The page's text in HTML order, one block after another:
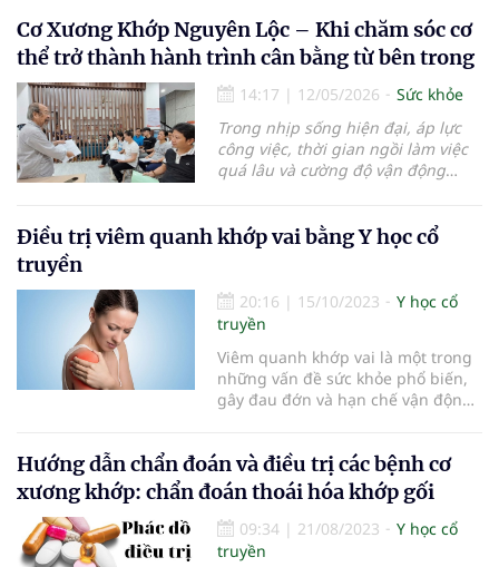
Cơ Xương Khớp Nguyên Lộc – Khi chăm sóc cơ
thể trở thành hành trình cân bằng từ bên trong
14:17 | 12/05/2026
Sức khỏe
Trong nhịp sống hiện đại, áp lực
công việc, thời gian ngồi làm việc
quá lâu và cường độ vận động
biến ở nhiều độ tuổi. Cùng với đó,
người tiêu dùng cũng đang thay
sóc sức khỏe: ưu tiên các phương
pháp tự nhiên, hạn chế can thiệp
và hướng đến sự phục hồi bền
vững từ bên trong.
Điều trị viêm quanh khớp vai bằng Y học cổ
truyền
20:16 | 15/10/2023
Y học cổ
truyền
Viêm quanh khớp vai là một trong
những vấn đề sức khỏe phổ biến,
gây đau đớn và hạn chế vận động
Hướng dẫn chẩn đoán và điều trị các bệnh cơ
xương khớp: chẩn đoán thoái hóa khớp gối
09:34 | 21/08/2023
Y học cổ
truyền